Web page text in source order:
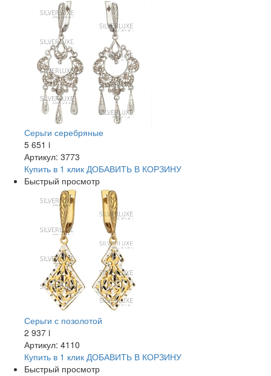
Серьги серебряные
5 651 i
Артикул: 3773
Купить в 1 клик ДОБАВИТЬ В КОРЗИНУ
Быстрый просмотр
Серьги с позолотой
2 937 i
Артикул: 4110
Купить в 1 клик ДОБАВИТЬ В КОРЗИНУ
Быстрый просмотр